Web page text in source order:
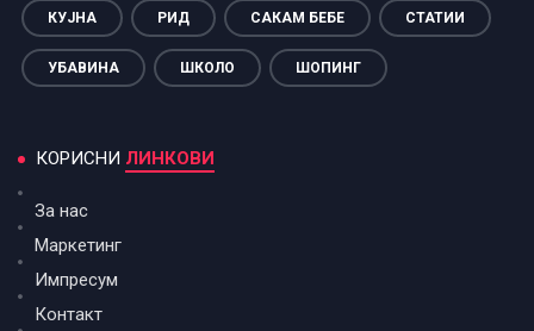
КУЈНА РИД САКАМ БЕБЕ СТАТИИ
УБАВИНА ШКОЛО ШОПИНГ
КОРИСНИ ЛИНКОВИ
За нас
Маркетинг
Импресум
Контакт